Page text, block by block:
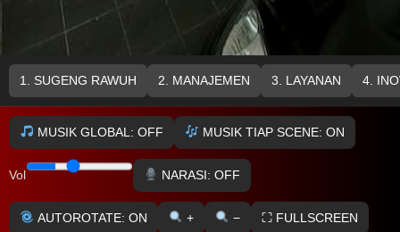
1. SUGENG RAWUH 2. MANAJEMEN 3. LAYANAN 4.
MUSIK GLOBAL: OFF MUSIK TIAP SCENE: ON
Vol NARASI: OFF
AUTOROTATE: ON + − ⛶ FULLSCREEN